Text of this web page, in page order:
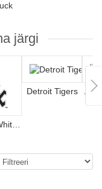
järgi
Detroit Tigers